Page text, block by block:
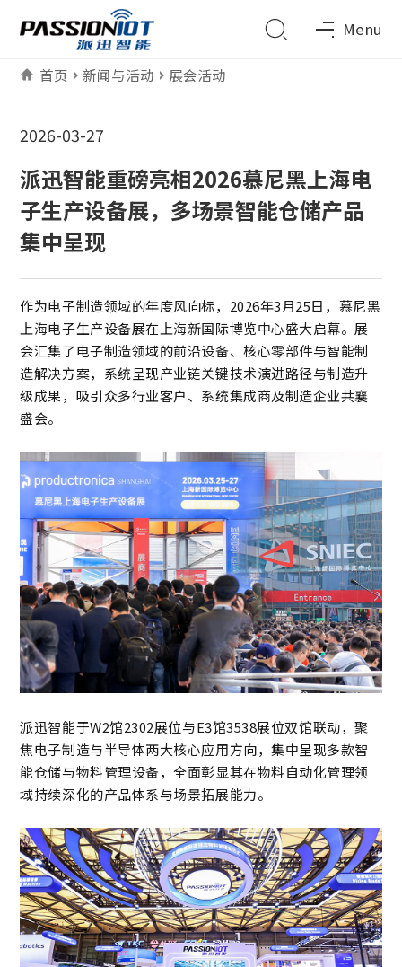
Menu
首页 新闻与活动 展会活动
2026-03-27
派迅智能重磅亮相2026慕尼黑上海电
子生产设备展，多场景智能仓储产品
集中呈现
作为电子制造领域的年度风向标，2026年3月25日，慕尼黑
上海电子生产设备展在上海新国际博览中心盛大启幕。展
会汇集了电子制造领域的前沿设备、核心零部件与智能制
造解决方案，系统呈现产业链关键技术演进路径与制造升
级成果，吸引众多行业客户、系统集成商及制造企业共襄
盛会。
派迅智能于W2馆2302展位与E3馆3538展位双馆联动，聚
焦电子制造与半导体两大核心应用方向，集中呈现多款智
能仓储与物料管理设备，全面彰显其在物料自动化管理领
域持续深化的产品体系与场景拓展能力。